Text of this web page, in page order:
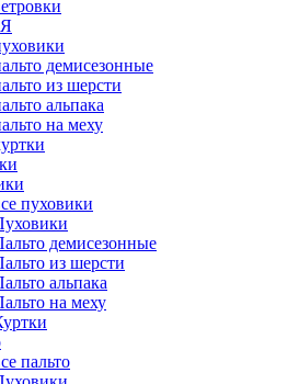
демисезонные
из шерсти
альпака
на меху
пуховики
демисезонные
из шерсти
альпака
на меху
пальто